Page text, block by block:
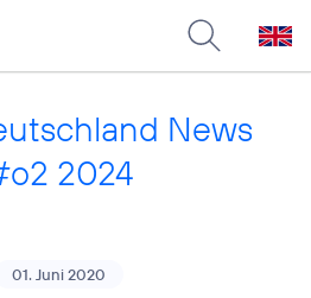
News
2024
01. Juni 2020